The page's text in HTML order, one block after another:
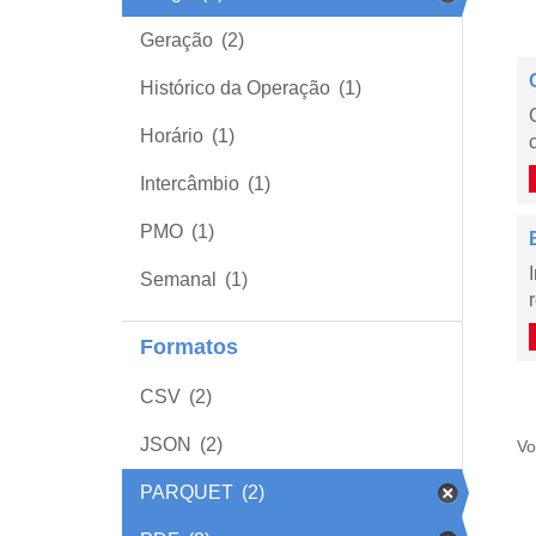
Geração (2)
Histórico da Operação (1)
Horário (1)
Intercâmbio (1)
PMO (1)
Semanal (1)
Formatos
CSV (2)
JSON (2)
PARQUET (2)